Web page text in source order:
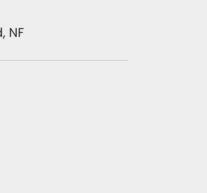
NF